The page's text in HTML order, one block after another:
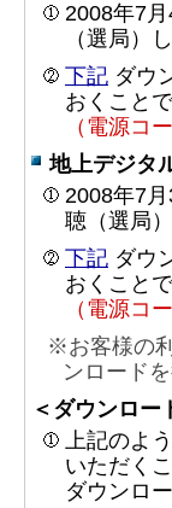
2008年7
（選局）
下記 ダウ
おくこと
（電源コ
地上デジタ
2008年7
聴（選局
下記 ダウ
おくこと
（電源コ
※お客様の
ンロード
＜ダウンロー
上記のよ
いただく
ダウンロ